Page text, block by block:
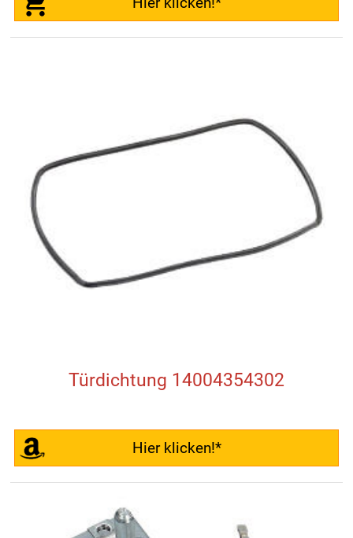
Türdichtung 14004354302
Hier klicken!*